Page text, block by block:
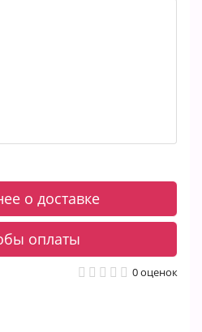
о доставке
оплаты
0 оценок